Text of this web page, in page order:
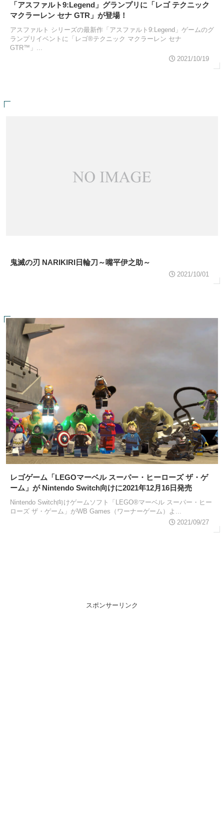
「アスファルト9:Legend」グランプリに「レゴ テクニック
マクラーレン セナ GTR」が登場！
アスファルト シリーズの最新作「アスファルト9:Legend」ゲームのグ
ランプリイベントに「レゴ®テクニック マクラーレン セナ
GTR™」...
2021/10/19
鬼滅の刃 NARIKIRI日輪刀～嘴平伊之助～
2021/10/01
レゴゲーム「LEGOマーベル スーパー・ヒーローズ ザ・ゲ
ーム」が Nintendo Switch向けに2021年12月16日発売
Nintendo Switch向けゲームソフト「LEGO®マーベル スーパー・ヒー
ローズ ザ・ゲーム」がWB Games（ワーナーゲーム）よ...
2021/09/27
スポンサーリンク